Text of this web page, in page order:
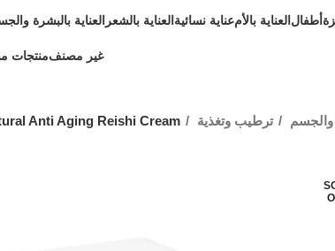
أطفالالعناية بالأمعناية نسائيةالعناية بالشعر العناية بالبشرة
غير مصنفمنتجات
والجسم ترطيب وتغذية Anti Aging Reishi Cream